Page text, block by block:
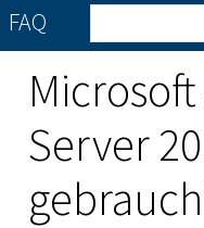
FAQ
Server